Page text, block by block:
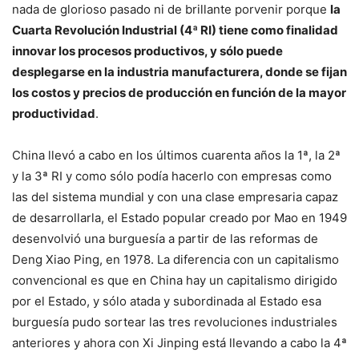
nada de glorioso pasado ni de brillante porvenir porque la
Cuarta Revolución Industrial (4ª RI) tiene como finalidad
innovar los procesos productivos, y sólo puede
desplegarse en la industria manufacturera, donde se fijan
los costos y precios de producción en función de la mayor
productividad.
China llevó a cabo en los últimos cuarenta años la 1ª, la 2ª
y la 3ª RI y como sólo podía hacerlo con empresas como
las del sistema mundial y con una clase empresaria capaz
de desarrollarla, el Estado popular creado por Mao en 1949
desenvolvió una burguesía a partir de las reformas de
Deng Xiao Ping, en 1978. La diferencia con un capitalismo
convencional es que en China hay un capitalismo dirigido
por el Estado, y sólo atada y subordinada al Estado esa
burguesía pudo sortear las tres revoluciones industriales
anteriores y ahora con Xi Jinping está llevando a cabo la 4ª